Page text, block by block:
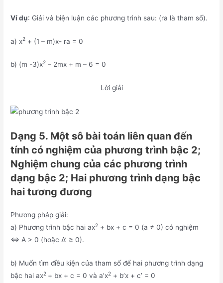
Ví dụ: Giải và biện luận các phương trình sau: (ra là tham số).
a) x2 + (1 – m)x- ra = 0
b) (m -3)x2 – 2mx + m – 6 = 0
Lời giải
Dạng 5. Một sô bài toán liên quan đến
tính có nghiệm của phương trình bậc 2;
Nghiệm chung của các phương trình
dạng bậc 2; Hai phương trình dạng bậc
hai tương đương
Phương pháp giải:
a) Phương trình bậc hai ax2 + bx + c = 0 (a ≠ 0) có nghiệm
⇔ A > 0 (hoặc ∆’ ≥ 0).
b) Muốn tìm điều kiện của tham số để hai phương trình dạng
bậc hai ax2 + bx + c = 0 và a’x2 + b’x + c’ = 0